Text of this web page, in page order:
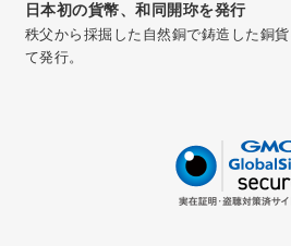
日本初の貨幣、和同開珎を発行
秩父から採掘した自然銅で鋳造した銅
て発行。